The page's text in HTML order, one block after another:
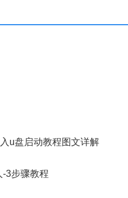
u盘启动教程图文详解
3步骤教程